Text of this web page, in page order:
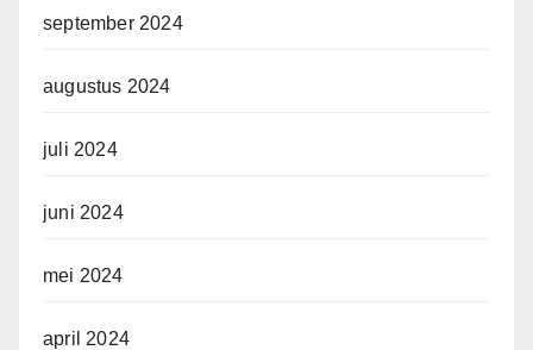
september 2024
augustus 2024
juli 2024
juni 2024
mei 2024
april 2024